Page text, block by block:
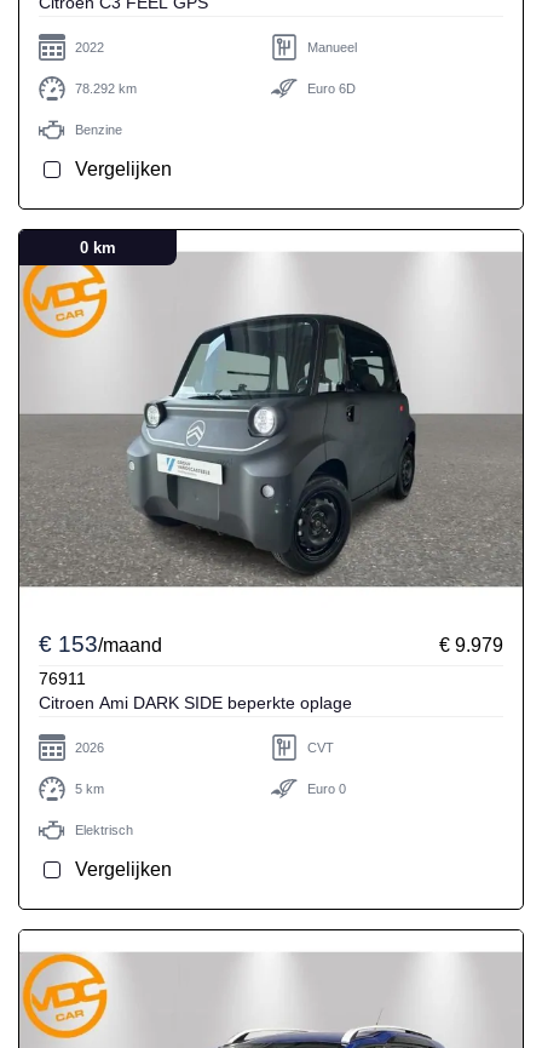
2022 Manueel
78.292 km Euro 6D
Benzine
Vergelijken
0 km
€ 153/maand € 9.979
76911
Citroen Ami DARK SIDE beperkte oplage
2026 CVT
5 km Euro 0
Elektrisch
Vergelijken